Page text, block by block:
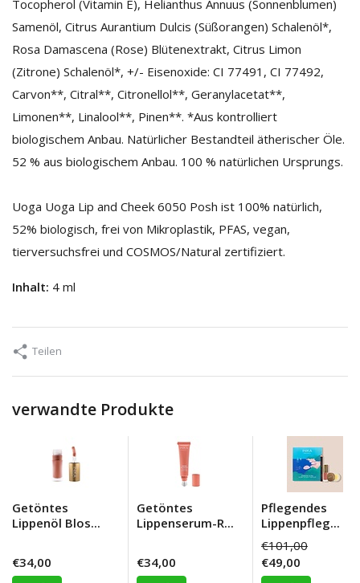
Tocopherol (Vitamin E), Helianthus Annuus (Sonnenblumen)
Samenöl, Citrus Aurantium Dulcis (Süßorangen) Schalenöl*,
Rosa Damascena (Rose) Blütenextrakt, Citrus Limon
(Zitrone) Schalenöl*, +/- Eisenoxide: CI 77491, CI 77492,
Carvon**, Citral**, Citronellol**, Geranylacetat**,
Limonen**, Linalool**, Pinen**. *Aus kontrolliert
biologischem Anbau. Natürlicher Bestandteil ätherischer Öle.
52 % aus biologischem Anbau. 100 % natürlichen Ursprungs.
Uoga Uoga Lip and Cheek 6050 Posh ist 100% natürlich,
52% biologisch, frei von Mikroplastik, PFAS, vegan,
tierversuchsfrei und COSMOS/Natural zertifiziert.
Inhalt: 4 ml
Teilen
verwandte Produkte
Getöntes
Lippenöl Blos...
€34,00
Getöntes
Lippenserum-R...
€34,00
Pflegendes
Lippenpfleg...
€101,00
€49,00